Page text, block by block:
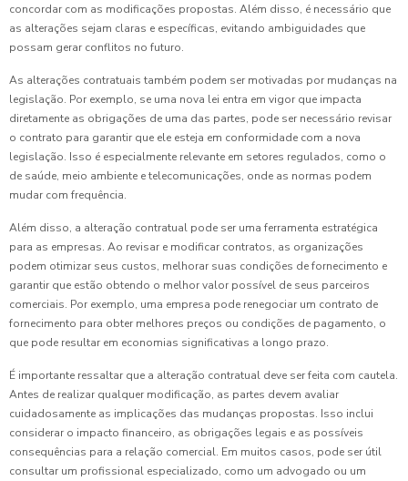
concordar com as modificações propostas. Além disso, é necessário que
as alterações sejam claras e específicas, evitando ambiguidades que
possam gerar conflitos no futuro.
As alterações contratuais também podem ser motivadas por mudanças na
legislação. Por exemplo, se uma nova lei entra em vigor que impacta
diretamente as obrigações de uma das partes, pode ser necessário revisar
o contrato para garantir que ele esteja em conformidade com a nova
legislação. Isso é especialmente relevante em setores regulados, como o
de saúde, meio ambiente e telecomunicações, onde as normas podem
mudar com frequência.
Além disso, a alteração contratual pode ser uma ferramenta estratégica
para as empresas. Ao revisar e modificar contratos, as organizações
podem otimizar seus custos, melhorar suas condições de fornecimento e
garantir que estão obtendo o melhor valor possível de seus parceiros
comerciais. Por exemplo, uma empresa pode renegociar um contrato de
fornecimento para obter melhores preços ou condições de pagamento, o
que pode resultar em economias significativas a longo prazo.
É importante ressaltar que a alteração contratual deve ser feita com cautela.
Antes de realizar qualquer modificação, as partes devem avaliar
cuidadosamente as implicações das mudanças propostas. Isso inclui
considerar o impacto financeiro, as obrigações legais e as possíveis
consequências para a relação comercial. Em muitos casos, pode ser útil
consultar um profissional especializado, como um advogado ou um